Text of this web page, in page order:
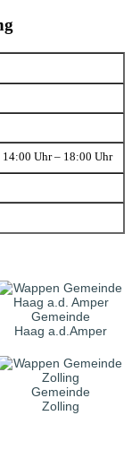
14:00 Uhr – 18:00 Uhr
Gemeinde
Haag a.d.Amper
Gemeinde
Zolling